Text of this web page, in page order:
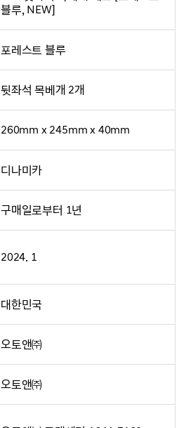
블루, NEW]
포레스트 블루
뒷좌석 목베개 2개
260mm x 245mm x 40mm
디나미카
구매일로부터 1년
2024. 1
대한민국
오토앤㈜
오토앤㈜